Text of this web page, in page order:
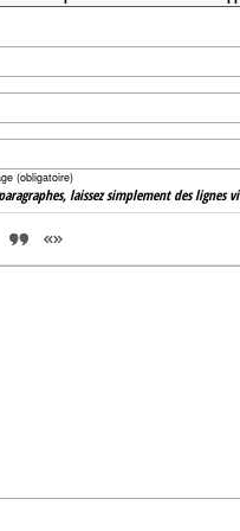
(obligatoire)
laissez simplement des lignes